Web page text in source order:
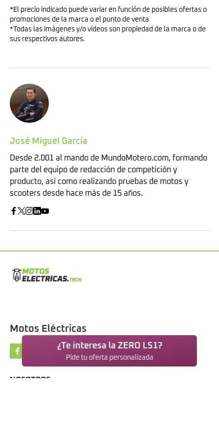
*El precio indicado puede variar en función de posibles ofertas o
promociones de la marca o el punto de venta
*Todas las imágenes y/o vídeos son propiedad de la marca o de
sus respectivos autores.
José Miguel García
Desde 2.001 al mando de MundoMotero.com, formando
parte del equipo de redacción de competición y
producto, así como realizando pruebas de motos y
scooters desde hace más de 15 años.
¿Te interesa la ZERO LS1?
Pide tu oferta personalizada
Motos Eléctricas
NOSOTROS